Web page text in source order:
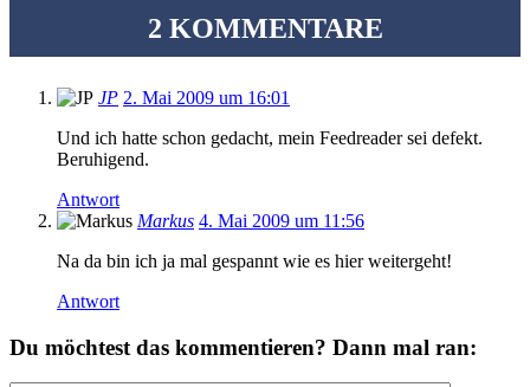
2 KOMMENTARE
JP 2. Mai 2009 um 16:01
Und ich hatte schon gedacht, mein Feedreader sei defekt.
Beruhigend.
Antwort
Markus 4. Mai 2009 um 11:56
Na da bin ich ja mal gespannt wie es hier weitergeht!
Antwort
Du möchtest das kommentieren? Dann mal ran: